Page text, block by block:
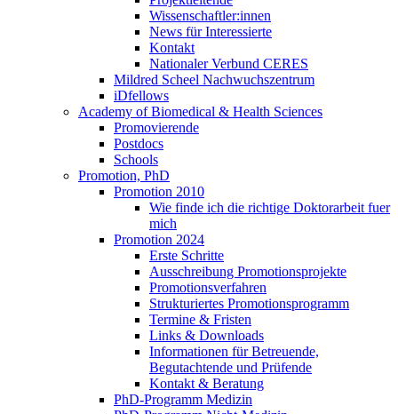
Wissenschaftler:innen
News für Interessierte
Kontakt
Nationaler Verbund CERES
Mildred Scheel Nachwuchszentrum
iDfellows
Academy of Biomedical & Health Sciences
Promovierende
Postdocs
Schools
Promotion, PhD
Promotion 2010
Wie finde ich die richtige Doktorarbeit fuer
mich
Promotion 2024
Erste Schritte
Ausschreibung Promotionsprojekte
Promotionsverfahren
Strukturiertes Promotionsprogramm
Termine & Fristen
Links & Downloads
Informationen für Betreuende,
Begutachtende und Prüfende
Kontakt & Beratung
PhD-Programm Medizin